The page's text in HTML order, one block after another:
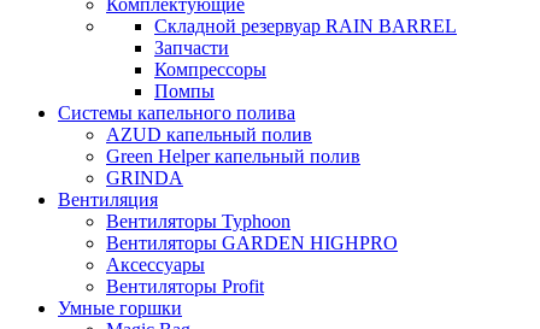
Комплектующие
Складной резервуар RAIN BARREL
Запчасти
Компрессоры
Помпы
Системы капельного полива
AZUD капельный полив
Green Helper капельный полив
GRINDA
Вентиляция
Вентиляторы Typhoon
Вентиляторы GARDEN HIGHPRO
Аксессуары
Вентиляторы Profit
Умные горшки